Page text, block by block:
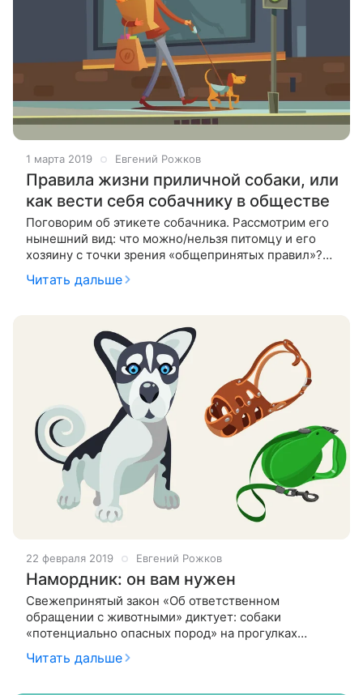
1 марта 2019 Евгений Рожков
Правила жизни приличной собаки, или
как вести себя собачнику в обществе
Поговорим об этикете собачника. Рассмотрим его
нынешний вид: что можно/нельзя питомцу и его
хозяину с точки зрения «общепринятых правил»?
Считается, что соблюдение правил, связанных с
содержанием животных, лежит
Читать дальше
22 февраля 2019 Евгений Рожков
Намордник: он вам нужен
Свежепринятый закон «Об ответственном
обращении с животными» диктует: собаки
«потенциально опасных пород» на прогулках
должны быть в намордниках. На самом деле,
намордники нужны любым агрессивным животным,
Читать дальше